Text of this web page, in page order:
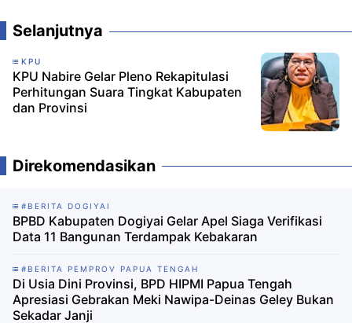
Komentar
Selanjutnya
Perhitungan Suara Tingkat Kabupaten
Direkomendasikan
#BERITA DOGIYAI
BPBD Kabupaten Dogiyai Gelar Apel Siaga Verifikasi
Data 11 Bangunan Terdampak Kebakaran